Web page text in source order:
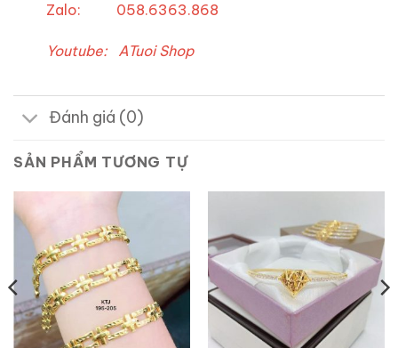
Zalo: 058.6363.868
Youtube: ATuoi Shop
Đánh giá (0)
SẢN PHẨM TƯƠNG TỰ